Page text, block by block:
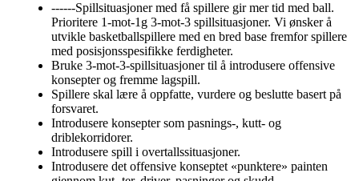
------Spillsituasjoner med få spillere gir mer tid med ball.
Prioritere 1-mot-1g 3-mot-3 spillsituasjoner. Vi ønsker å
utvikle basketballspillere med en bred base fremfor spillere
med posisjonsspesifikke ferdigheter.
Bruke 3-mot-3-spillsituasjoner til å introdusere offensive
konsepter og fremme lagspill.
Spillere skal lære å oppfatte, vurdere og beslutte basert på
forsvaret.
Introdusere konsepter som pasnings-, kutt- og
driblekorridorer.
Introdusere spill i overtallssituasjoner.
Introdusere det offensive konseptet «punktere» painten